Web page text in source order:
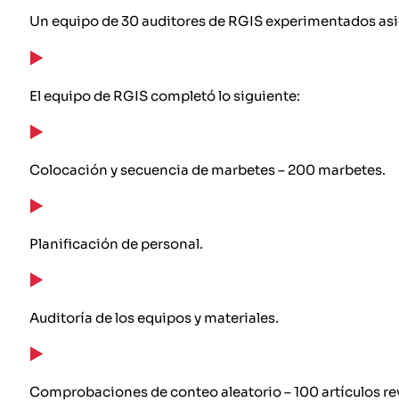
Un equipo de 30 auditores de RGIS experimentados
El equipo de RGIS completó lo siguiente:
Colocación y secuencia de marbetes – 200 marbetes.
Planificación de personal.
Auditoría de los equipos y materiales.
Comprobaciones de conteo aleatorio – 100 artículos